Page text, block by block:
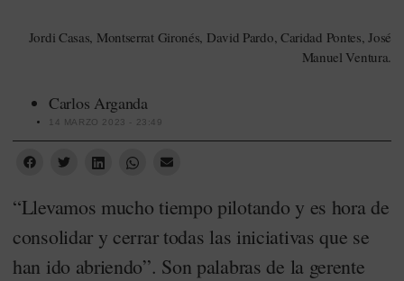
Jordi Casas, Montserrat Gironés, David Pardo, Caridad Pontes, José
Manuel Ventura.
Carlos Arganda
14 MARZO 2023 - 23:49
“Llevamos mucho tiempo pilotando y es hora de
consolidar y cerrar todas las iniciativas que se
han ido abriendo”. Son palabras de la gerente